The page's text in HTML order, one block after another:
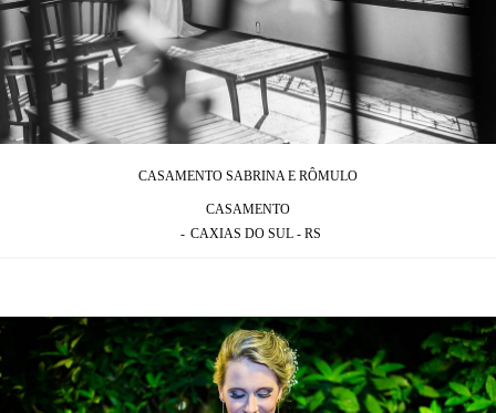
CASAMENTO SABRINA E RÔMULO
CASAMENTO
CAXIAS DO SUL - RS